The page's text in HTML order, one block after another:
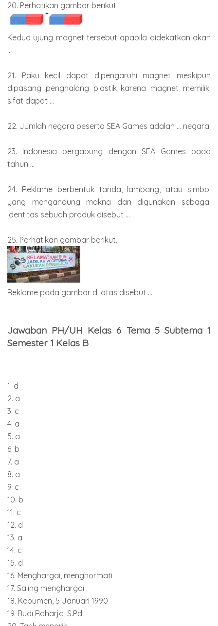
20. Perhatikan gambar berikut!
Kedua ujung magnet tersebut apabila didekatkan akan
...
21. Paku kecil dapat dipengaruhi magnet meskipun
dipasang penghalang plastik karena magnet memiliki
sifat dapat ...
22. Jumlah negara peserta SEA Games adalah ... negara.
23. Indonesia bergabung dengan SEA Games pada
tahun ...
24. Reklame berbentuk tanda, lambang, atau simbol
yang mengandung makna dan digunakan sebagai
identitas sebuah produk disebut ...
25. Perhatikan gambar berikut.
Reklame pada gambar di atas disebut ...
Jawaban PH/UH Kelas 6 Tema 5 Subtema 1
Semester 1 Kelas B
1. d
2. a
3. c
4. a
5. a
6. b
7. a
8. a
9. c
10. b
11. c
12. d
13. a
14. c
15. d
16. Menghargai, menghormati
17. Saling menghargai
18. Kebumen, 5 Januari 1990
19. Budi Raharja, S.Pd